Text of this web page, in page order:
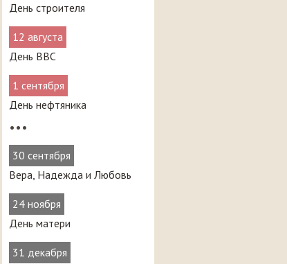
День строителя
12 августа
День ВВС
1 сентября
День нефтяника
•••
30 сентября
Вера, Надежда и Любовь
24 ноября
День матери
31 декабря